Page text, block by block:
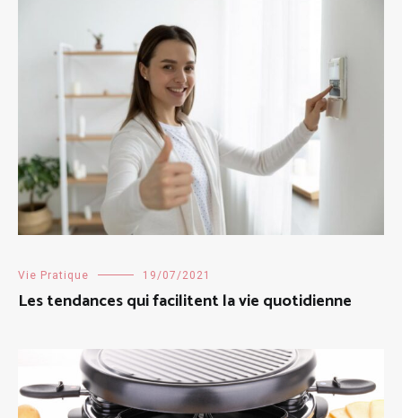
Vie Pratique 19/07/2021
Les tendances qui facilitent la vie quotidienne